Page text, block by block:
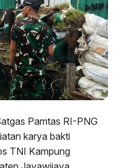
Pamtas RI-PNG
karya bakti
TNI Kampung